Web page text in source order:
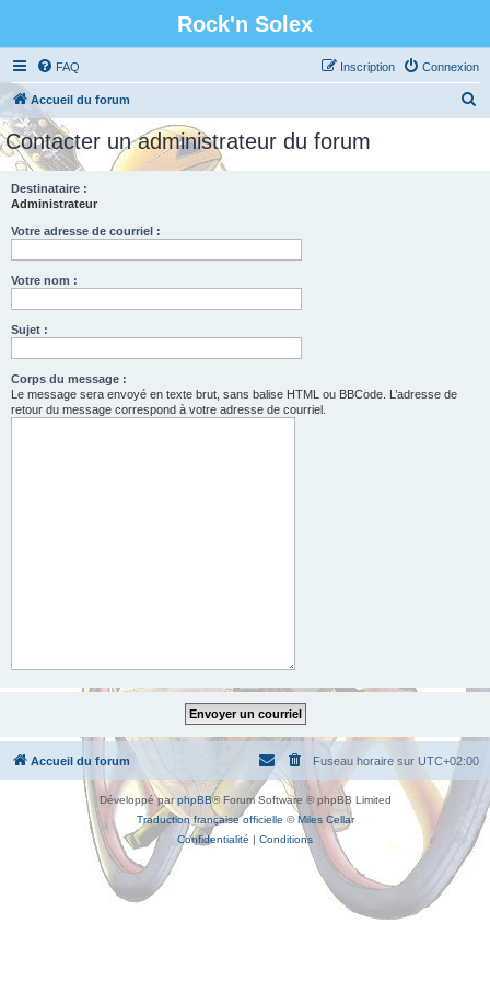
Rock'n Solex
FAQ Connexion
Inscription
Accueil du forum
Contacter un administrateur du forum
Destinataire :
Administrateur
Votre adresse de courriel :
Votre nom :
Sujet :
Corps du message :
Le message sera envoyé en texte brut, sans balise HTML ou BBCode. L’adresse de
retour du message correspond à votre adresse de courriel.
Accueil du forum Fuseau horaire sur UTC+02:00
Développé parphpBB® Forum Software © phpBB Limited
Traduction française officielle ©Miles Cellar
Confidentialité | Conditions